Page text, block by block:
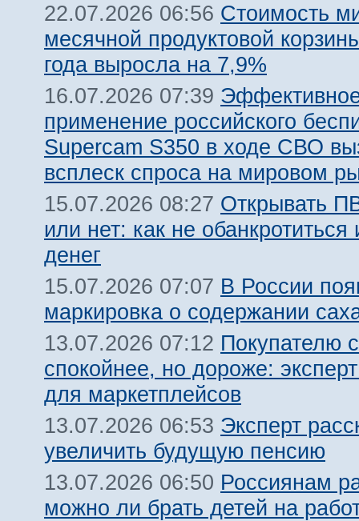
22.07.2026 06:56 Стоимость
месячной продуктовой
года выросла на 7,9%
16.07.2026 07:39
применение российского
Supercam S350 в ходе СВО
всплеск спроса на мировом
15.07.2026 08:27 Открывать
или нет: как не обанкротиться
денег
15.07.2026 07:07 В России
маркировка о содержании
13.07.2026 07:12 Покупателю
спокойнее, но дороже:
для маркетплейсов
13.07.2026 06:53 Эксперт
увеличить будущую пенсию
13.07.2026 06:50 Россиянам
можно ли брать детей на